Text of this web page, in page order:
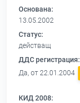
Основана:
13.05.2002
Статус:
действащ
ДДС регистрация:
Да, от 22.01.2004
КИД 2008: